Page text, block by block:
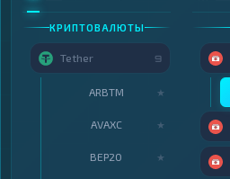
КРИПТОВАЛЮТЫ
Tether 9
ARBTM ★
AVAXC ★
BEP20 ★